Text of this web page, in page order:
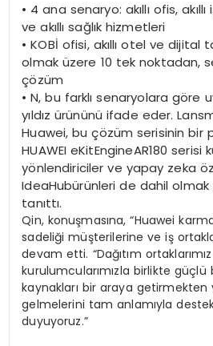
• 4 ana senaryo: akıllı ofis,
ve akıllı sağlık hizmetleri
•KOBİ ofisi, akıllı otel ve dijital
olmak üzere 10 tek noktadan,
çözüm
•N, bu farklı senaryolara göre
yıldız ürününü ifade eder.
Huawei, bu çözüm serisinin bir
HUAWEI eKitEngineAR180
yönlendiriciler ve yapay zeka
IdeaHubürünleri de dahil olmak
tanıttı.
Qin, konuşmasına, “Huawei
sadeliği müşterilerine ve iş
devam etti. “Dağıtım
kurulumcularımızla birlikte
kaynakları bir araya getirmekten
gelmelerini tam anlamıyla
duyuyoruz.”